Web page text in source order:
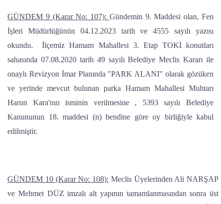
GÜNDEM 9 (Karar No: 107): Gündemin 9. Maddesi olan, Fen
İşleri Müdürlüğünün 04.12.2023 tarih ve 4555 sayılı yazısı
okundu. İlçemiz Hamam Mahallesi 3. Etap TOKİ konutları
sahasında 07.08.2020 tarih 49 sayılı Belediye Meclis Kararı ile
onaylı Revizyon İmar Planında "PARK ALANI" olarak gözüken
ve yerinde mevcut bulunan parka Hamam Mahallesi Muhtarı
Harun Kara'nın isminin verilmesine , 5393 sayılı Belediye
Kanununun 18. maddesi (n) bendine göre oy birliğiyle kabul
edilmiştir.
GÜNDEM 10 (Karar No: 108): Meclis Üyelerinden Ali NARŞAP
ve Mehmet DÜZ imzalı alt yapının tamamlanmasından sonra üst